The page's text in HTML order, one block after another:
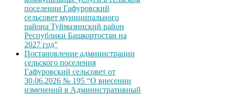
поселении Гафуровский
сельсовет муниципального
района Туймазинский район
Республики Башкортостан на
2027 год”
Постановление администрации
сельского поселения
Гафуровский сельсовет от
30.06.2026 № 195 “О внесении
изменений в Административный